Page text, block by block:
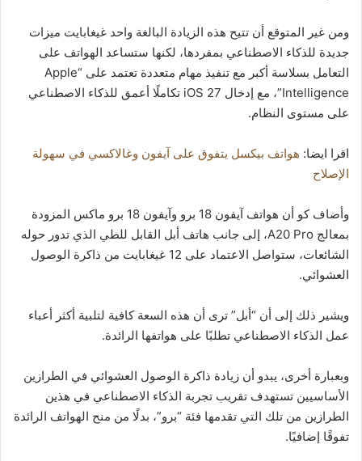
ومن غير المتوقع أن تتيح هذه الزيادة البالغة واحد غيغابايت ميزات
جديدة للذكاء الاصطناعي بمفردها، لكنها ستساعد الهواتف على
التعامل بسلاسة أكبر مع تنفيذ مهام متعددة تعتمد على “Apple
Intelligence”، مع إدخال iOS 27 تكاملًا أعمق للذكاء الاصطناعي
على مستوى النظام.
اقرا ايضا: هواتف بيكسل يتفوق على آيفون وغالاكسي في سهولة
الإصلاح
وأضاف كو أن هواتف آيفون 18 برو وآيفون 18 برو ماكس المزودة
بمعالج A20 Pro، إلى جانب هاتف أبل القابل للطي الذي تدور حوله
الشائعات، ستواصل الاعتماد على 12 غيغابايت من ذاكرة الوصول
العشوائي.
ويشير ذلك إلى أن “أبل” ترى أن هذه السعة كافية لتلبية أكثر أعباء
عمل الذكاء الاصطناعي تطلبًا على هواتفها الرائدة.
وبعبارة أخرى، يبدو أن زيادة ذاكرة الوصول العشوائي في الطرازين
الأساسيين تستهدف تقريب تجربة الذكاء الاصطناعي في هذين
الطرازين من تلك التي تقدمها فئة “برو”، بدلًا من منح الهواتف الرائدة
تفوقًا إضافيًا.